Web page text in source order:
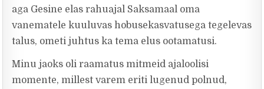
aga Gesine elas rahuajal Saksamaal oma
vanematele kuuluvas hobusekasvatusega tegelevas
talus, ometi juhtus ka tema elus ootamatusi.
Minu jaoks oli raamatus mitmeid ajaloolisi
momente, millest varem eriti lugenud polnud,